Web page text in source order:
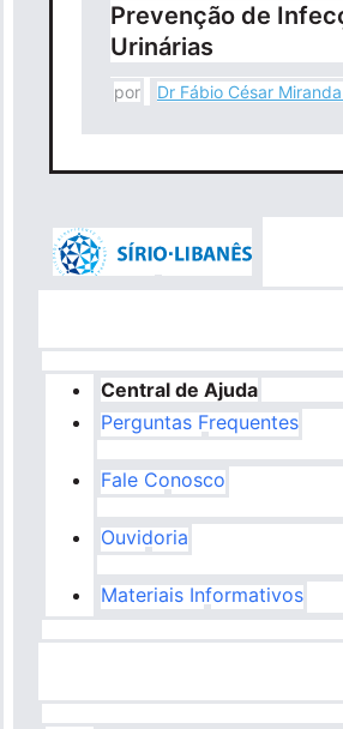
Prevenção de
Urinárias
por Dr Fábio César
Central de Ajuda
Perguntas Frequentes
Fale Conosco
Ouvidoria
Materiais Informativos